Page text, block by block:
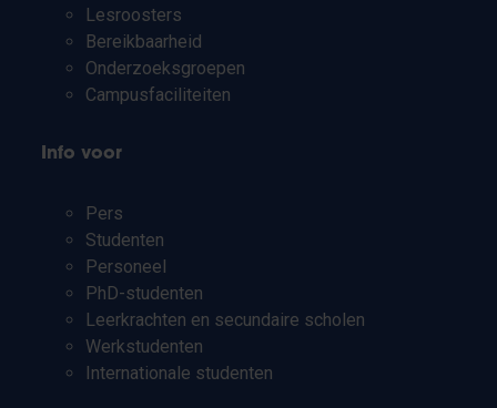
Lesroosters
Bereikbaarheid
Onderzoeksgroepen
Campusfaciliteiten
Info voor
Pers
Studenten
Personeel
PhD-studenten
Leerkrachten en secundaire scholen
Werkstudenten
Internationale studenten